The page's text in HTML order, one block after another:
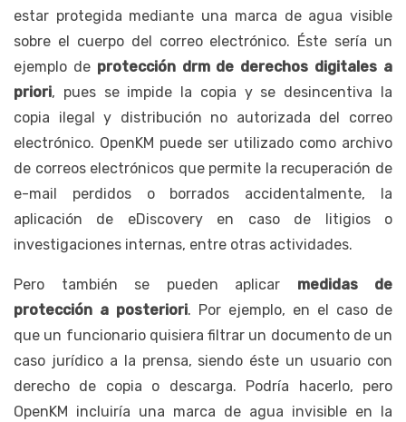
estar protegida mediante una marca de agua visible
sobre el cuerpo del correo electrónico. Éste sería un
ejemplo de protección drm de derechos digitales a
priori, pues se impide la copia y se desincentiva la
copia ilegal y distribución no autorizada del correo
electrónico. OpenKM puede ser utilizado como archivo
de correos electrónicos que permite la recuperación de
e-mail perdidos o borrados accidentalmente, la
aplicación de eDiscovery en caso de litigios o
investigaciones internas, entre otras actividades.
Pero también se pueden aplicar medidas de
protección a posteriori. Por ejemplo, en el caso de
que un funcionario quisiera filtrar un documento de un
caso jurídico a la prensa, siendo éste un usuario con
derecho de copia o descarga. Podría hacerlo, pero
OpenKM incluiría una marca de agua invisible en la